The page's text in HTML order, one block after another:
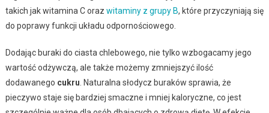
takich jak witamina C oraz witaminy z grupy B, które przyczyniają się
do poprawy funkcji układu odpornościowego.
Dodając buraki do ciasta chlebowego, nie tylko wzbogacamy jego
wartość odżywczą, ale także możemy zmniejszyć ilość
dodawanego cukru . Naturalna słodycz buraków sprawia, że
pieczywo staje się bardziej smaczne i mniej kaloryczne, co jest